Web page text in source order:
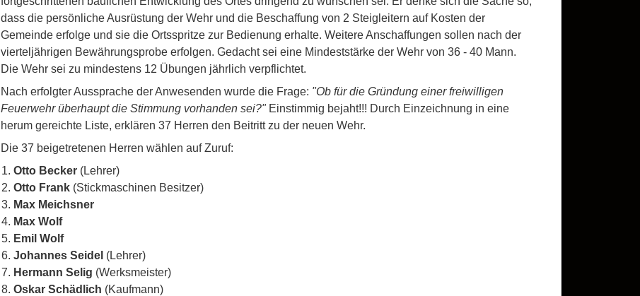
dass die persönliche Ausrüstung der Wehr und die Beschaffung von 2 Steigleitern auf Kosten der
Gemeinde erfolge und sie die Ortsspritze zur Bedienung erhalte. Weitere Anschaffungen sollen nach der
vierteljährigen Bewährungsprobe erfolgen. Gedacht sei eine Mindeststärke der Wehr von 36 - 40 Mann.
Die Wehr sei zu mindestens 12 Übungen jährlich verpflichtet.
Nach erfolgter Aussprache der Anwesenden wurde die Frage: "Ob für die Gründung einer freiwilligen
Feuerwehr überhaupt die Stimmung vorhanden sei?"Einstimmig bejaht!!! Durch Einzeichnung in eine
herum gereichte Liste, erklären 37 Herren den Beitritt zu der neuen Wehr.
Die 37 beigetretenen Herren wählen auf Zuruf:
Otto Becker(Lehrer)
Otto Frank(Stickmaschinen Besitzer)
Max Meichsner
Max Wolf
Emil Wolf
Johannes Seidel (Lehrer)
Hermann Selig (Werksmeister)
Oskar Schädlich (Kaufmann)